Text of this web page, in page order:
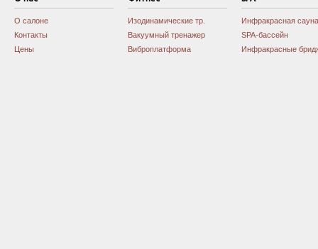
О салоне
Контакты
Цены
Изодинамические тр.
Вакуумный тренажер
Виброплатформа
Инфракрасная сауна
SPA-бассейн
Инфракрасные